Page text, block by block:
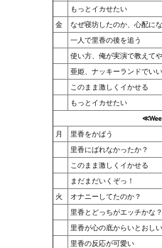
Патчи
Mass Effect 2
Mass Effect 3
Divinity Original Sin Enhanced
Dragon Age: Origins
Dragon Age 2
Dragon Age: Inquisition
Fallout 3
もっとイカせたい
金
なぜ寝坊したのか、心配に
一人で里香の後を追う
使い方、俺が実演で教えて
亜姫、ナッキーランドでい
このまま激しくイかせる
もっとイカせたい
月
里香をかばう
里香にばれなかったか？
このまま激しくイかせる
まだまだいくぞっ！
火
オナニーしてたのか？
里香とどっちがエッチかな？
里香が心の底からいとおしい
里香の反応が可愛い